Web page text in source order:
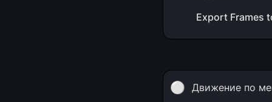
Export Frames
⚪ Движение по